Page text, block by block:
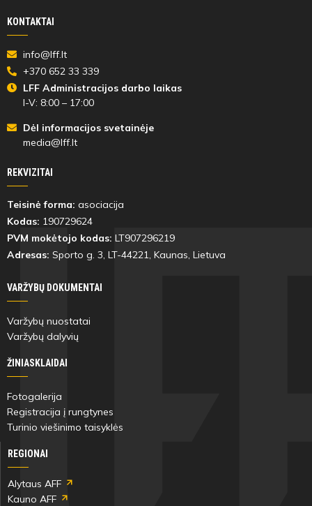
KONTAKTAI
info@lff.lt
+370 652 33 339
LFF Administracijos darbo laikas
I-V: 8:00 – 17:00
Dėl informacijos svetainėje
media@lff.lt
REKVIZITAI
Teisinė forma: asociacija
Kodas: 190729624
PVM mokėtojo kodas: LT907296219
Adresas: Sporto g. 3, LT-44221, Kaunas, Lietuva
VARŽYBŲ DOKUMENTAI
Varžybų nuostatai
Varžybų dalyvių
ŽINIASKLAIDAI
Fotogalerija
Registracija į rungtynes
Turinio viešinimo taisyklės
REGIONAI
Alytaus AFF
Kauno AFF